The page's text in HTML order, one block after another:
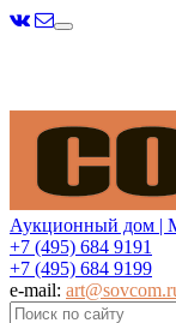
Меню
Аукционный дом |
+7 (495) 684 9191
+7 (495) 684 9199
e-mail: